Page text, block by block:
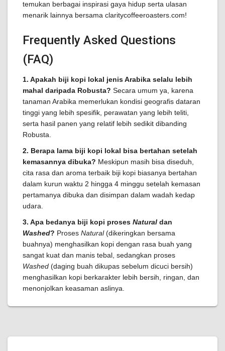
temukan berbagai inspirasi gaya hidup serta ulasan
menarik lainnya bersama claritycoffeeroasters.com!
Frequently Asked Questions
(FAQ)
1. Apakah biji kopi lokal jenis Arabika selalu lebih
mahal daripada Robusta? Secara umum ya, karena
tanaman Arabika memerlukan kondisi geografis dataran
tinggi yang lebih spesifik, perawatan yang lebih teliti,
serta hasil panen yang relatif lebih sedikit dibanding
Robusta.
2. Berapa lama biji kopi lokal bisa bertahan setelah
kemasannya dibuka? Meskipun masih bisa diseduh,
cita rasa dan aroma terbaik biji kopi biasanya bertahan
dalam kurun waktu 2 hingga 4 minggu setelah kemasan
pertamanya dibuka dan disimpan dalam wadah kedap
udara.
3. Apa bedanya biji kopi proses Natural dan
Washed? Proses Natural(dikeringkan bersama
buahnya) menghasilkan kopi dengan rasa buah yang
sangat kuat dan manis tebal, sedangkan proses
Washed (daging buah dikupas sebelum dicuci bersih)
menghasilkan kopi berkarakter lebih bersih, ringan, dan
menonjolkan keasaman aslinya.